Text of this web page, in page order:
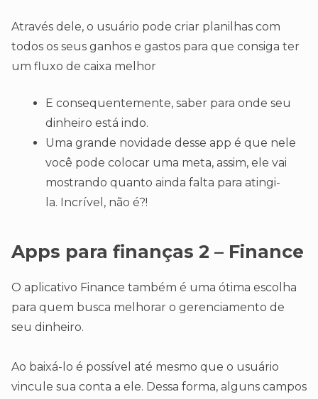
Através dele, o usuário pode criar planilhas com
todos os seus ganhos e gastos para que consiga ter
um fluxo de caixa melhor
E consequentemente, saber para onde seu
dinheiro está indo.
Uma grande novidade desse app é que nele
você pode colocar uma meta, assim, ele vai
mostrando quanto ainda falta para atingi-
la. Incrível, não é?!
Apps para finanças 2 – Finance
O aplicativo Finance também é uma ótima escolha
para quem busca melhorar o gerenciamento de
seu dinheiro.
Ao baixá-lo é possível até mesmo que o usuário
vincule sua conta a ele. Dessa forma, alguns campos